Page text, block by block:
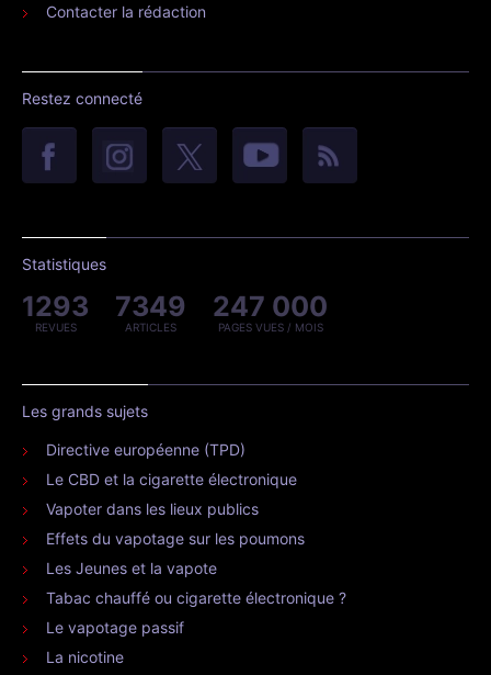
Contacter la rédaction
Restez connecté
Statistiques
1293
REVUES
7349
ARTICLES
247 000
PAGES VUES / MOIS
Les grands sujets
Directive européenne (TPD)
Le CBD et la cigarette électronique
Vapoter dans les lieux publics
Effets du vapotage sur les poumons
Les Jeunes et la vapote
Tabac chauffé ou cigarette électronique ?
Le vapotage passif
La nicotine